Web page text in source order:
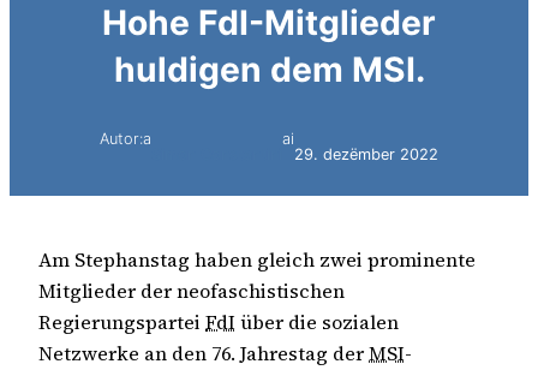
Hohe FdI-Mitglieder
huldigen dem MSI.
Autor:a
ai
29. dezëmber 2022
Am Stephanstag haben gleich zwei prominente
Mitglieder der neofaschistischen
Regierungspartei FdI über die sozialen
Netzwerke an den 76. Jahrestag derMSI-